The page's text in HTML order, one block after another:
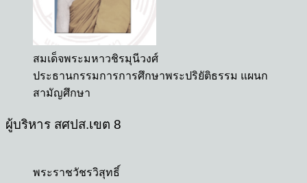
สมเด็จพระมหาวชิรมุนีวงศ์
ประธานกรรมการการศึกษาพระปริยัติธรรม แผนก
สามัญศึกษา
ผู้บริหาร สศปส.เขต 8
พระราชวัชรวิสุทธิ์